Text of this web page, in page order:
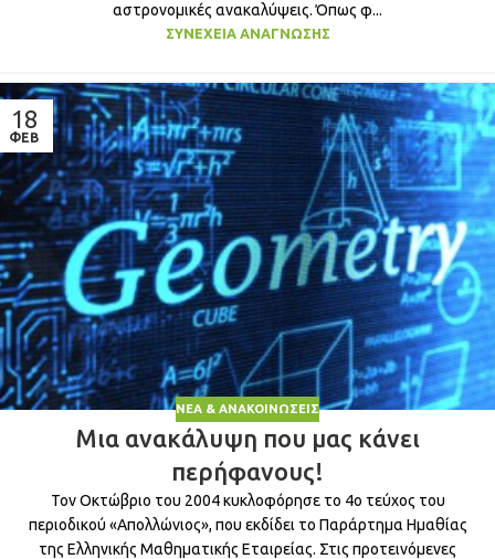
αστρονομικές ανακαλύψεις. Όπως φ...
ΣΥΝΈΧΕΙΑ ΑΝΆΓΝΩΣΗΣ
18
ΦΕΒ
ΝΈΑ & ΑΝΑΚΟΙΝΏΣΕΙΣ
Μια ανακάλυψη που μας κάνει
περήφανους!
Τον Οκτώβριο του 2004 κυκλοφόρησε το 4ο τεύχος του
περιοδικού «Απολλώνιος», που εκδίδει το Παράρτημα Ημαθίας
της Ελληνικής Μαθηματικής Εταιρείας. Στις προτεινόμενες